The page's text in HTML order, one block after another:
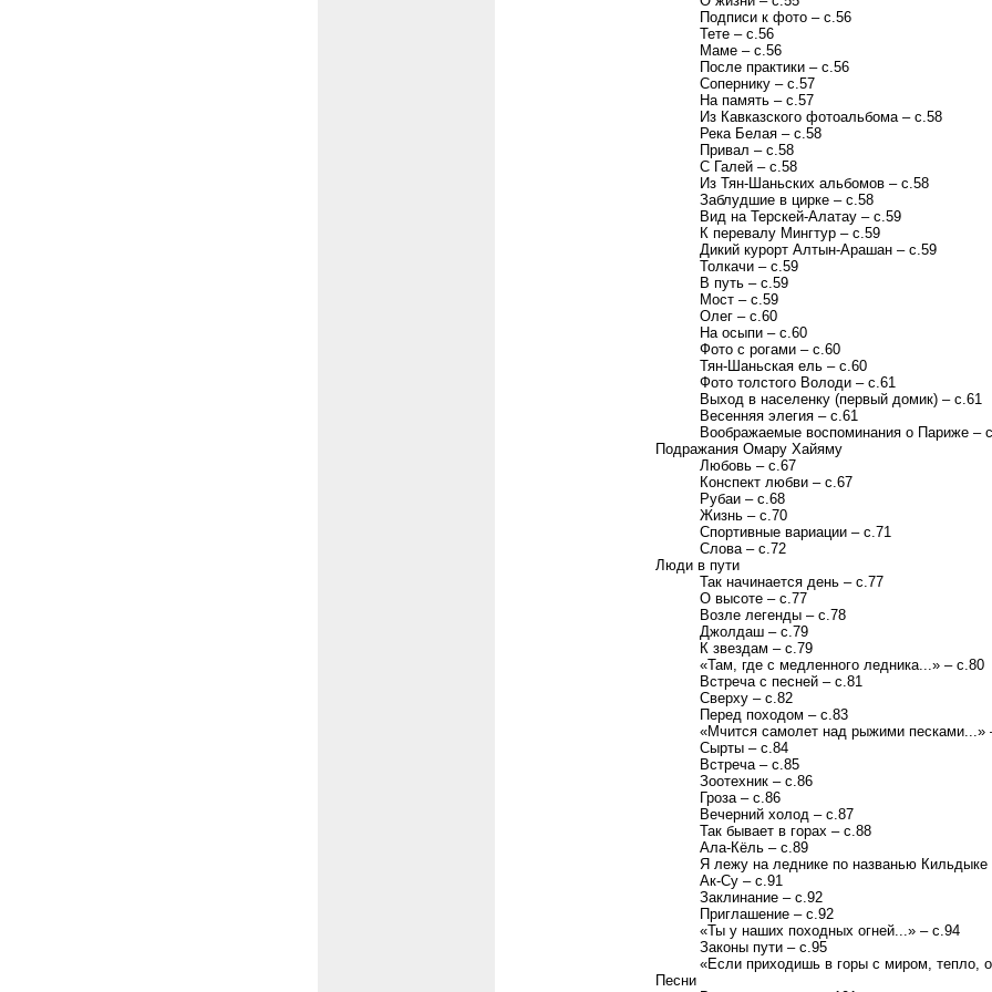
Подписи к фото – с.56
Тете – с.56
Маме – с.56
После практики – с.56
Сопернику – с.57
На память – с.57
Из Кавказского фотоальбома – с.58
Река Белая – с.58
Привал – с.58
С Галей – с.58
Из Тян-Шаньских альбомов – с.58
Заблудшие в цирке – с.58
Вид на Терскей-Алатау – с.59
К перевалу Мингтур – с.59
Дикий курорт Алтын-Арашан – с.59
Толкачи – с.59
В путь – с.59
Мост – с.59
Олег – с.60
На осыпи – с.60
Фото с рогами – с.60
Тян-Шаньская ель – с.60
Фото толстого Володи – с.61
Выход в населенку (первый домик) – с.61
Весенняя элегия – с.61
Воображаемые воспоминания о Париже –
Подражания Омару Хайяму
Любовь – с.67
Конспект любви – с.67
Рубаи – с.68
Жизнь – с.70
Спортивные вариации – с.71
Слова – с.72
Люди в пути
Так начинается день – с.77
О высоте – с.77
Возле легенды – с.78
Джолдаш – с.79
К звездам – с.79
«Там, где с медленного ледника...» – с.80
Встреча с песней – с.81
Сверху – с.82
Перед походом – с.83
«Мчится самолет над рыжими песками...»
Сырты – с.84
Встреча – с.85
Зоотехник – с.86
Гроза – с.86
Вечерний холод – с.87
Так бывает в горах – с.88
Ала-Кёль – с.89
Я лежу на леднике по названью Кильдыке
Ак-Су – с.91
Заклинание – с.92
Приглашение – с.92
«Ты у наших походных огней...» – с.94
Законы пути – с.95
«Если приходишь в горы с миром, тепло,
Песни